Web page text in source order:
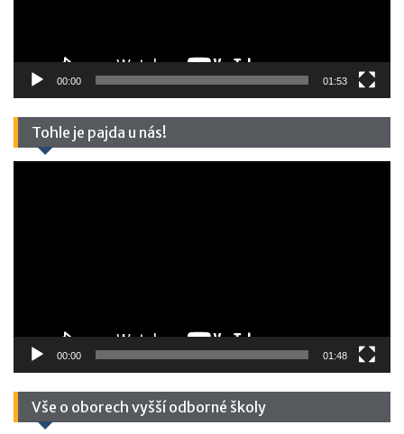
00:00 01:53
Tohle je pajda u nás!
00:00 01:48
Vše o oborech vyšší odborné školy